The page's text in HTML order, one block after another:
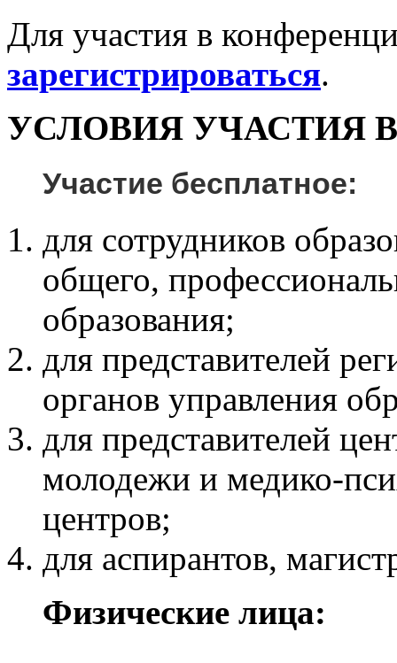
Для участия в
зарегистрироваться.
УСЛОВИЯ УЧАСТИЯ
Участие бесплатное:
для сотрудников
общего,
образования;
для представителей
органов управления
для представителей
молодежи и медико-
центров;
для аспирантов,
Физические лица: